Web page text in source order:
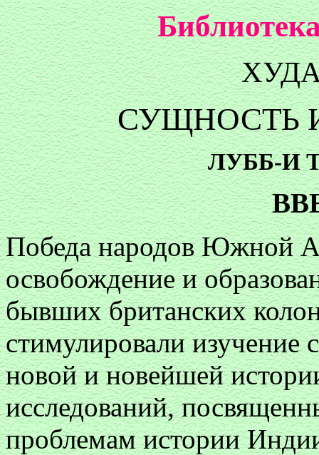
СУЩНОСТЬ
ЛУББ-И
Победа народов Южной
освобождение и
бывших британских
стимулировали изучение
новой и новейшей
исследований,
проблемам истории